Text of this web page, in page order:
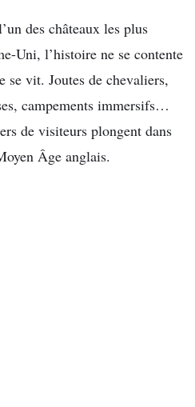
des châteaux les plus
Uni, l’histoire ne se contente
se vit. Joutes de chevaliers,
campements immersifs…
de visiteurs plongent dans
Âge anglais.